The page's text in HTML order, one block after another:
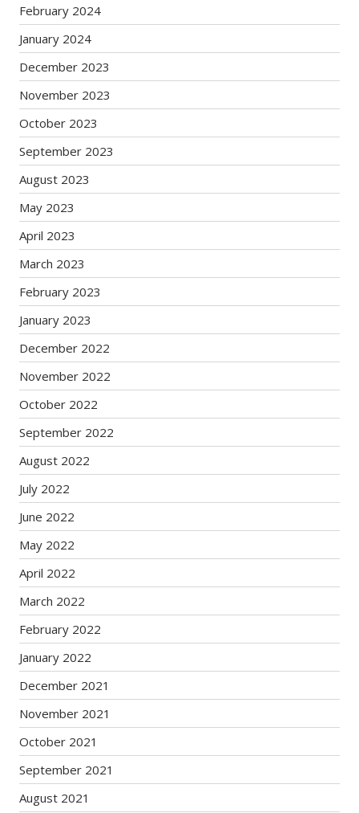
February 2024
January 2024
December 2023
November 2023
October 2023
September 2023
August 2023
May 2023
April 2023
March 2023
February 2023
January 2023
December 2022
November 2022
October 2022
September 2022
August 2022
July 2022
June 2022
May 2022
April 2022
March 2022
February 2022
January 2022
December 2021
November 2021
October 2021
September 2021
August 2021